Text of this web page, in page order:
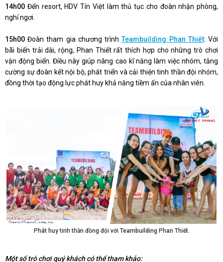
14h00 Đến resort, HDV Tín Việt làm thủ tục cho đoàn nhận phòng,
nghỉ ngơi.
15h00 Đoàn tham gia chương trìnhTeambuilding Phan Thiết: Với
bãi biển trải dài, rộng, Phan Thiết rất thích hợp cho những trò chơi
vận động biển. Điều này giúp nâng cao kĩ năng làm việc nhóm, tăng
cường sự đoàn kết nội bộ, phát triển và cải thiện tinh thần đội nhóm,
đồng thời tạo động lực phát huy khả năng tiềm ẩn của nhân viên.
Phát huy tinh thần đồng đội với Teambuilding Phan Thiết.
Một số trò chơi quý khách có thể tham khảo: